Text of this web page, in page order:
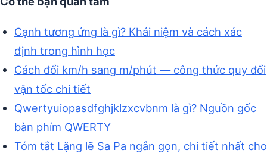
Cạnh tương ứng là gì? Khái niệm và cách xác
định trong hình học
Cách đổi km/h sang m/phút — công thức quy đổi
vận tốc chi tiết
Qwertyuiopasdfghjklzxcvbnm là gì? Nguồn gốc
bàn phím QWERTY
Tóm tắt Lặng lẽ Sa Pa ngắn gọn, chi tiết nhất cho